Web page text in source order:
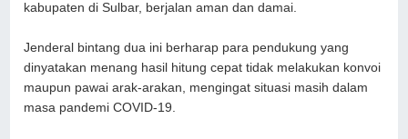
kabupaten di Sulbar, berjalan aman dan damai.
Jenderal bintang dua ini berharap para pendukung yang
dinyatakan menang hasil hitung cepat tidak melakukan konvoi
maupun pawai arak-arakan, mengingat situasi masih dalam
masa pandemi COVID-19.